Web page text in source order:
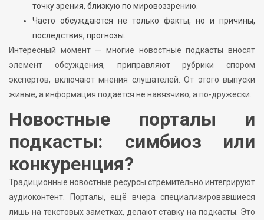
точку зрения, близкую по мировоззрению.
Часто обсуждаются не только факты, но и причины,
последствия, прогнозы.
Интересный момент — многие новостные подкасты вносят
элемент обсуждения, приправляют рубрики спором
экспертов, включают мнения слушателей. От этого выпуски
живые, а информация подаётся не навязчиво, а по-дружески.
Новостные порталы и
подкасты: симбиоз или
конкуренция?
Традиционные новостные ресурсы стремительно интегрируют
аудиоконтент. Порталы, ещё вчера специализировавшиеся
лишь на текстовых заметках, делают ставку на подкасты. Это